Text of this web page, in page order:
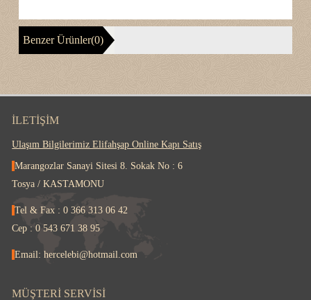
Benzer Ürünler(0)
İLETIŞIM
Ulaşım Bilgilerimiz Elifahşap Online Kapı Satış
Marangozlar Sanayi Sitesi 8. Sokak No : 6
Tosya / KASTAMONU
Tel & Fax : 0 366 313 06 42
Cep : 0 543 671 38 95
Email: hercelebi@hotmail.com
MÜŞTERI SERVISI